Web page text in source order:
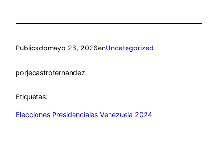
Publicadomayo 26, 2026enUncategorized
porjecastrofernandez
Etiquetas:
Elecciones Presidenciales Venezuela 2024